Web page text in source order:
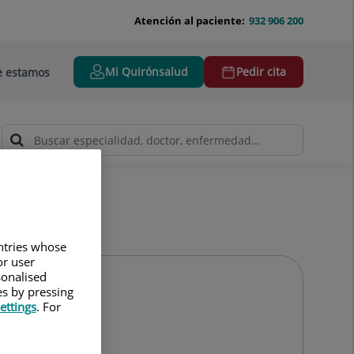
932 906 200
Atención al paciente:
estamos Mi Quirónsalud Pedir cita
whose
user
by pressing
. For